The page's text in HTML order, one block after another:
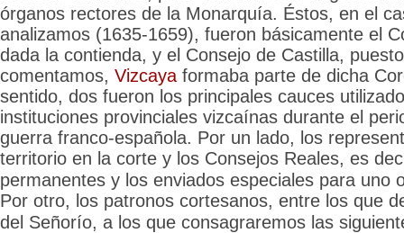
órganos rectores de la Monarquía. Éstos, en el
analizamos (1635-1659), fueron básicamente el
dada la contienda, y el Consejo de Castilla,
comentamos, Vizcaya formaba parte de dicha
sentido, dos fueron los principales cauces
instituciones provinciales vizcaínas durante el
guerra franco-española. Por un lado, los
territorio en la corte y los Consejos Reales, es
permanentes y los enviados especiales para uno
Por otro, los patronos cortesanos, entre los que
del Señorío, a los que consagraremos las